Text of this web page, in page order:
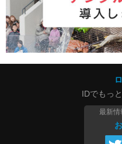
IDでもっ
最新情